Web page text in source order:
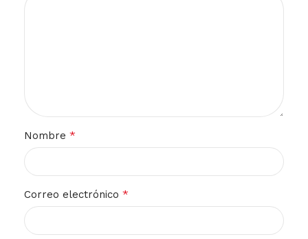
Nombre *
Correo electrónico *